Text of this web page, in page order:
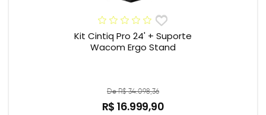
Kit Cintiq Pro 24' + Suporte
Wacom Ergo Stand
De R$ 34.098,36
R$ 16.999,90